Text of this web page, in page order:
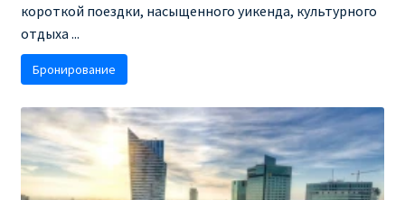
Париж
ПРАВИЛА РЕГИСТРАЦИИ
ПРИЛОЖЕНИЕ RYANAIR НА РУССКОМ
ПРОВОЗ БАГАЖА RYANAIR – ПРАВИЛА
короткой поездки, насыщенного уикенда, культурного
отдыха ...
Бронирование